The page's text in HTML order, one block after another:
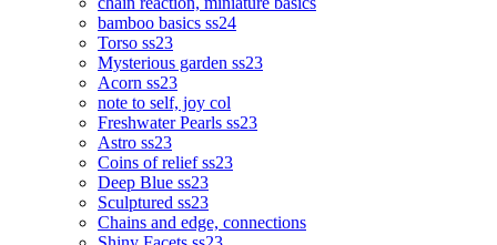
bamboo basics ss24
Torso ss23
Mysterious garden ss23
Acorn ss23
note to self, joy col
Freshwater Pearls ss23
Astro ss23
Coins of relief ss23
Deep Blue ss23
Sculptured ss23
Chains and edge, connections